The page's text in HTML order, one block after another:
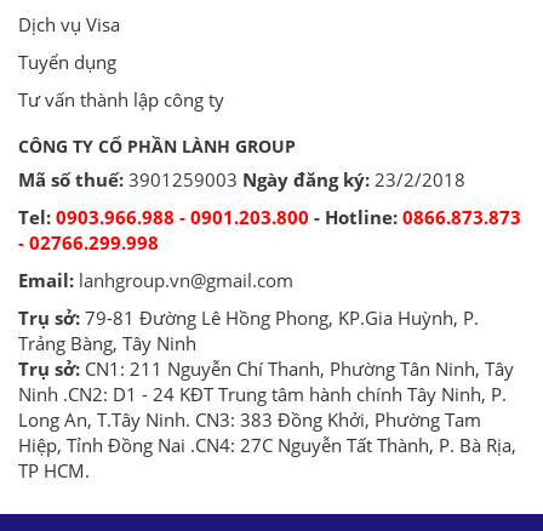
Dịch vụ Visa
Tuyển dụng
Tư vấn thành lập công ty
CÔNG TY CỔ PHẦN LÀNH GROUP
Mã số thuế: 3901259003 Ngày đăng ký: 23/2/2018
Tel: 0903.966.988 - 0901.203.800 - Hotline: 0866.873.873
- 02766.299.998
Email: lanhgroup.vn@gmail.com
Trụ sở: 79-81 Đường Lê Hồng Phong, KP.Gia Huỳnh, P.
Trảng Bàng, Tây Ninh
Trụ sở: CN1: 211 Nguyễn Chí Thanh, Phường Tân Ninh, Tây
Ninh .CN2: D1 - 24 KĐT Trung tâm hành chính Tây Ninh, P.
Long An, T.Tây Ninh. CN3: 383 Đồng Khởi, Phường Tam
Hiệp, Tỉnh Đồng Nai .CN4: 27C Nguyễn Tất Thành, P. Bà Rịa,
TP HCM.